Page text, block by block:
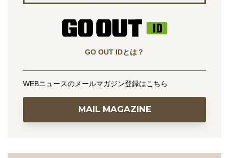
GO OUT IDとは？
WEBニュースのメールマガジン登録はこちら
MAIL MAGAZINE